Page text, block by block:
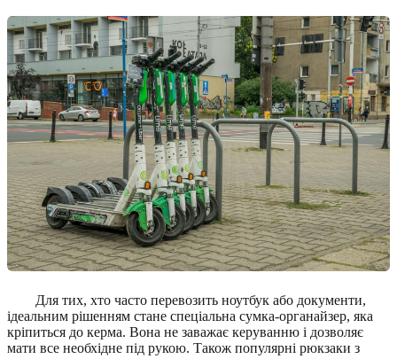
Для тих, хто часто перевозить ноутбук або документи,
ідеальним рішенням стане спеціальна сумка-органайзер, яка
кріпиться до керма. Вона не заважає керуванню і дозволяє
мати все необхідне під рукою. Також популярні рюкзаки з